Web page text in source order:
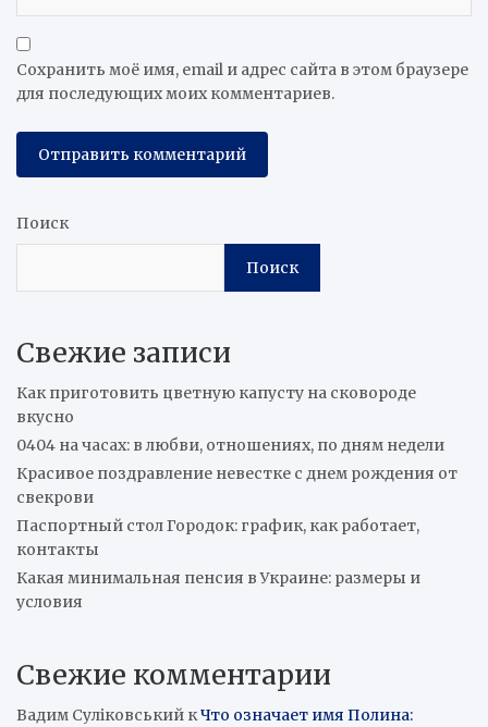
Сохранить моё имя, email и адрес сайта в этом браузере
для последующих моих комментариев.
Поиск
Поиск
Свежие записи
Как приготовить цветную капусту на сковороде
вкусно
0404 на часах: в любви, отношениях, по дням недели
Красивое поздравление невестке с днем рождения от
свекрови
Паспортный стол Городок: график, как работает,
контакты
Какая минимальная пенсия в Украине: размеры и
условия
Свежие комментарии
Вадим Суліковський кЧто означает имя Полина: